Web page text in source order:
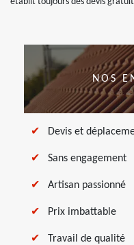
NOS
Devis et
Sans engagement
Artisan passionné
Prix imbattable
Travail de qualité